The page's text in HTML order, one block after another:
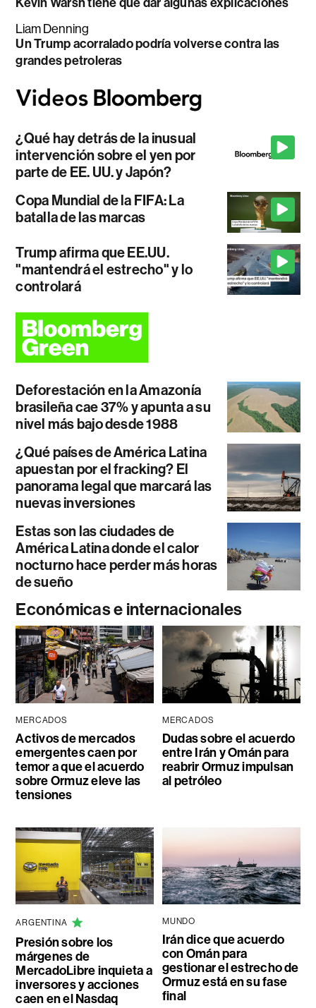
Liam Denning
Un Trump acorralado podría volverse contra las
grandes petroleras
¿Qué hay detrás de la inusual
intervención sobre el yen por
parte de EE. UU. y Japón?
Copa Mundial de la FIFA: La
batalla de las marcas
Trump afirma que EE.UU.
"mantendrá el estrecho" y lo
controlará
Deforestación en la Amazonía
brasileña cae 37% y apunta a su
nivel más bajo desde 1988
¿Qué países de América Latina
apuestan por el fracking? El
panorama legal que marcará las
nuevas inversiones
Estas son las ciudades de
América Latina donde el calor
nocturno hace perder más horas
de sueño
Económicas e internacionales
MERCADOS
Activos de mercados
emergentes caen por
temor a que el acuerdo
sobre Ormuz eleve las
tensiones
MERCADOS
Dudas sobre el acuerdo
entre Irán y Omán para
reabrir Ormuz impulsan
al petróleo
ARGENTINA
Presión sobre los
márgenes de
MercadoLibre inquieta a
inversores y acciones
caen en el Nasdaq
MUNDO
Irán dice que acuerdo
con Omán para
gestionar el estrecho de
Ormuz está en su fase
final